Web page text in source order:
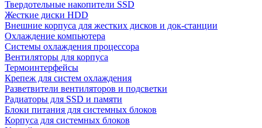
Твердотельные накопители SSD
Жесткие диски HDD
Внешние корпуса для жестких дисков и док-станции
Охлаждение компьютера
Системы охлаждения процессора
Вентиляторы для корпуса
Термоинтерфейсы
Крепеж для систем охлаждения
Разветвители вентиляторов и подсветки
Радиаторы для SSD и памяти
Блоки питания для системных блоков
Корпуса для системных блоков